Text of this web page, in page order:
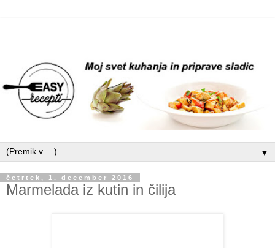
▼
četrtek, 1. december 2016
Marmelada iz kutin in čilija